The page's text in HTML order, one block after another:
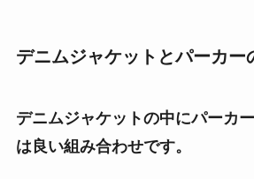
デニムジャケットとパーカー
デニムジャケットの中にパーカ
は良い組み合わせです。